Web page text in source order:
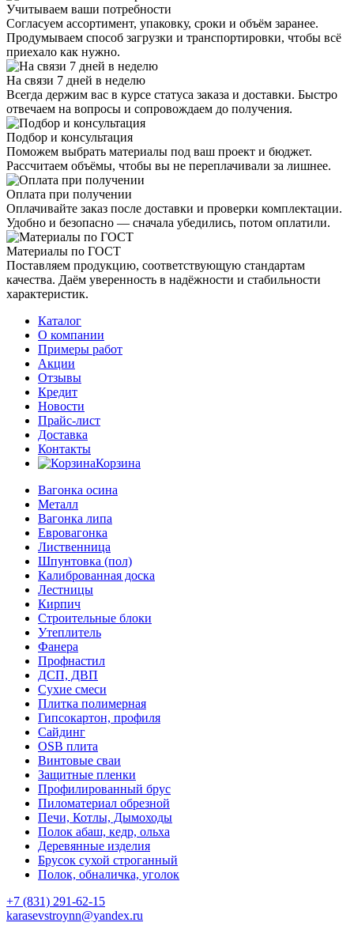
Учитываем ваши потребности
Согласуем ассортимент, упаковку, сроки и объём заранее.
Продумываем способ загрузки и транспортировки, чтобы всё
приехало как нужно.
На связи 7 дней в неделю
Всегда держим вас в курсе статуса заказа и доставки. Быстро
отвечаем на вопросы и сопровождаем до получения.
Подбор и консультация
Поможем выбрать материалы под ваш проект и бюджет.
Рассчитаем объёмы, чтобы вы не переплачивали за лишнее.
Оплата при получении
Оплачивайте заказ после доставки и проверки комплектации.
Удобно и безопасно — сначала убедились, потом оплатили.
Материалы по ГОСТ
Поставляем продукцию, соответствующую стандартам
качества. Даём уверенность в надёжности и стабильности
характеристик.
Каталог
О компании
Примеры работ
Акции
Отзывы
Кредит
Новости
Прайс-лист
Доставка
Контакты
Корзина
Вагонка осина
Металл
Вагонка липа
Евровагонка
Лиственница
Шпунтовка (пол)
Калиброванная доска
Лестницы
Кирпич
Строительные блоки
Утеплитель
Фанера
Профнастил
ДСП, ДВП
Сухие смеси
Плитка полимерная
Гипсокартон, профиля
Сайдинг
OSB плита
Винтовые сваи
Защитные пленки
Профилированный брус
Пиломатериал обрезной
Печи, Котлы, Дымоходы
Полок абаш, кедр, ольха
Деревянные изделия
Брусок сухой строганный
Полок, обналичка, уголок
+7 (831) 291-62-15
karasevstroynn@yandex.ru